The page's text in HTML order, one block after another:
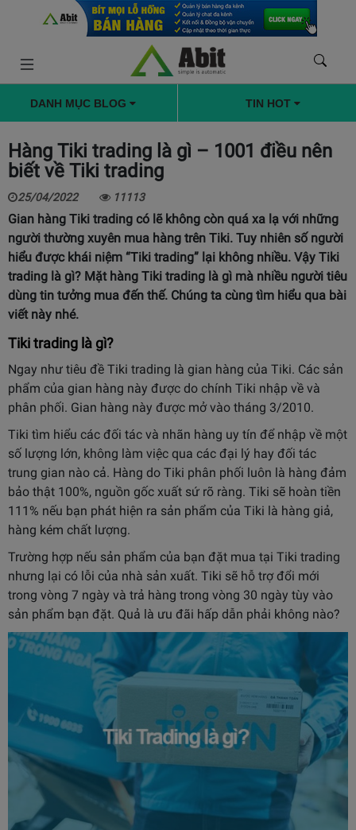
DANH MỤC BLOG TIN HOT
Hàng Tiki trading là gì – 1001 điều nên
biết về Tiki trading
25/04/2022 11113
Gian hàng Tiki trading có lẽ không còn quá xa lạ với những
người thường xuyên mua hàng trên Tiki. Tuy nhiên số người
hiểu được khái niệm “Tiki trading” lại không nhiều. Vậy Tiki
trading là gì? Mặt hàng Tiki trading là gì mà nhiều người tiêu
dùng tin tưởng mua đến thế. Chúng ta cùng tìm hiểu qua bài
viết này nhé.
Tiki trading là gì?
Ngay như tiêu đề Tiki trading là gian hàng của Tiki. Các sản
phẩm của gian hàng này được do chính Tiki nhập về và
phân phối. Gian hàng này được mở vào tháng 3/2010.
Tiki tìm hiểu các đối tác và nhãn hàng uy tín để nhập về một
số lượng lớn, không làm việc qua các đại lý hay đối tác
trung gian nào cả. Hàng do Tiki phân phối luôn là hàng đảm
bảo thật 100%, nguồn gốc xuất sứ rõ ràng. Tiki sẽ hoàn tiền
111% nếu bạn phát hiện ra sản phẩm của Tiki là hàng giả,
hàng kém chất lượng.
Trường hợp nếu sản phẩm của bạn đặt mua tại Tiki trading
nhưng lại có lỗi của nhà sản xuất. Tiki sẽ hỗ trợ đổi mới
trong vòng 7 ngày và trả hàng trong vòng 30 ngày tùy vào
sản phẩm bạn đặt. Quả là ưu đãi hấp dẫn phải không nào?